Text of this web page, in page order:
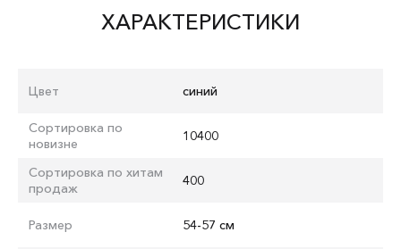
ХАРАКТЕРИСТИКИ
Цвет синий
Сортировка по
новизне
10400
Сортировка по хитам
продаж
400
Размер 54-57 см